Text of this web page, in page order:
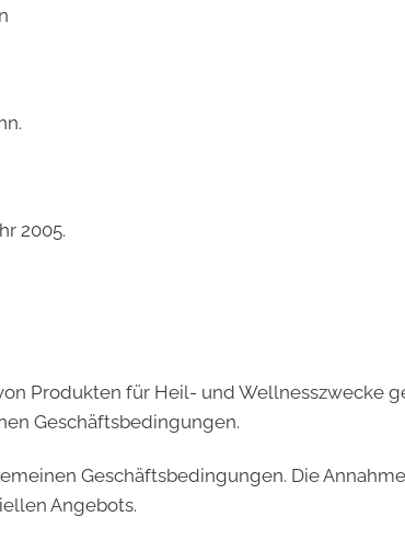
2005.
Produkten für Heil- und Wellnesszwecke
Geschäftsbedingungen.
Geschäftsbedingungen. Die
Angebots.